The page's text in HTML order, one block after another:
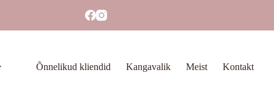
Õnnelikud kliendid Kangavalik Meist Kontakt